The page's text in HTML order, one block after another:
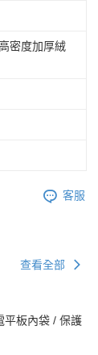
密度加厚絨
客服
查看全部
平板內袋 / 保護